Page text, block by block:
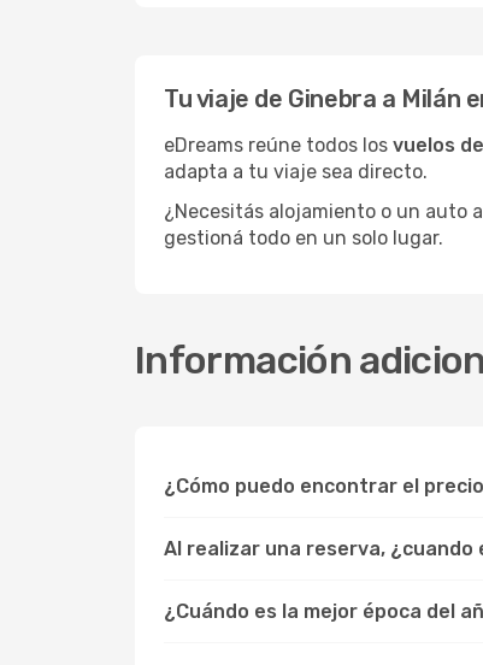
Tu viaje de Ginebra a Milán
eDreams reúne todos los vuelos
adapta a tu viaje sea directo.
¿Necesitás alojamiento o un auto
gestioná todo en un solo lugar.
Información
¿Cómo puedo encontrar el
Al realizar una reserva, ¿cuando
¿Cuándo es la mejor época del